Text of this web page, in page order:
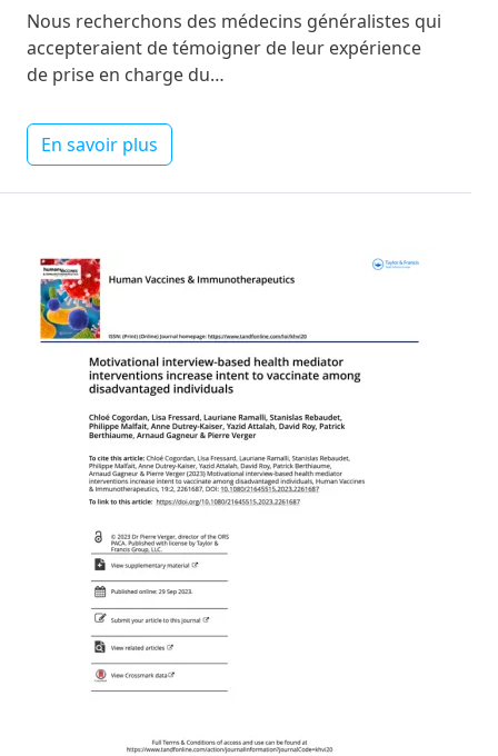
Nous recherchons des médecins généralistes qui
accepteraient de témoigner de leur expérience
de prise en charge du…
En savoir plus
Image